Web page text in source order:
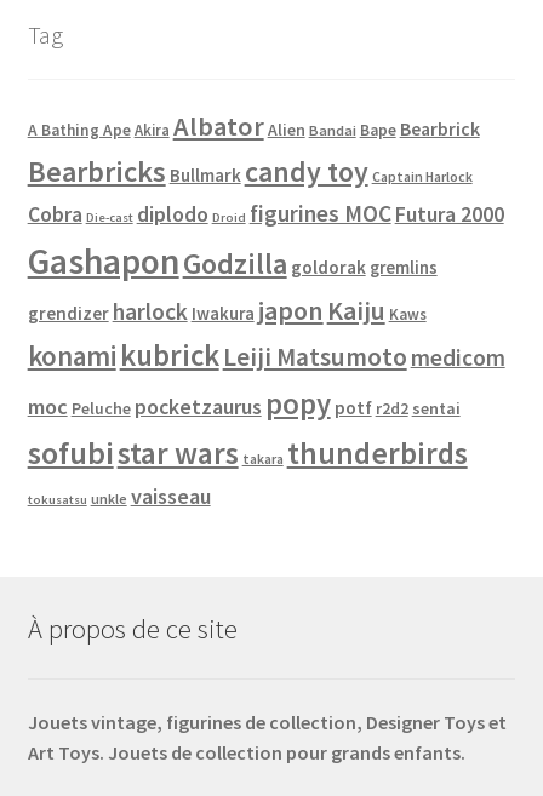
Tag
A Bathing Ape Akira AlbatorAlien Bandai Bape Bearbrick
Bearbricks Bullmark candy toy Captain Harlock
Cobra Die-cast diplodo Droid figurines MOCFutura 2000
GashaponGodzilla goldorak gremlins
grendizer harlock Iwakura japon Kaiju Kaws
konami kubrickLeiji Matsumoto medicom
moc Peluche pocketzaurus popy potf r2d2 sentai
sofubistar wars takara thunderbirds
tokusatsu unkle vaisseau
À propos de ce site
Jouets vintage, figurines de collection, Designer Toys et
Art Toys. Jouets de collection pour grands enfants.